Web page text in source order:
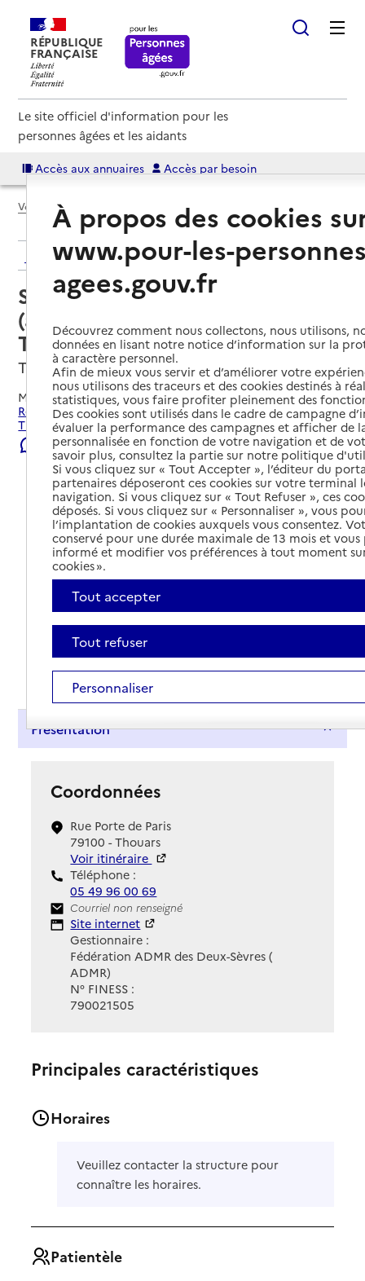
RÉPUBLIQUE
FRANÇAISE
Le site officiel d'information pour les
personnes âgées et les aidants
Accès aux annuaires Accès par besoin
Voir le fil d’Ariane
Retour aux résultats de l'annuaire
Service autonomie à domicile
(aide) – ADMR Val du Thouet
Thouaret
Thouars, DEUX-SEVRES
Mis à jour le31/07/2026
Rechercher les établissements et services autour de
Thouars.
Signaler une erreur
Tout déplier
Présentation
Coordonnées
Rue Porte de Paris
79100 - Thouars
Voir itinéraire
Téléphone :
05 49 96 00 69
Contact
Courriel non renseigné
Site Internet
Site internet
Gestionnaire :
Fédération ADMR des Deux-Sèvres (
ADMR)
N° FINESS :
790021505
Principales caractéristiques
Horaires
Veuillez contacter la structure pour
connaître les horaires.
Patientèle
À propos des cookies
www.pour-les-
agees.gouv.fr
Découvrez comment nous collectons, nous utilisons,
données en lisant notre notice d’information sur la
à caractère personnel.
Afin de mieux vous servir et d’améliorer votre
nous utilisons des traceurs et des cookies destinés à
statistiques, vous faire profiter pleinement des
Des cookies sont utilisés dans le cadre de campagne
évaluer la performance des campagnes et afficher de
personnalisée en fonction de votre navigation et de
savoir plus, consultez la partie sur notre politique
Si vous cliquez sur « Tout Accepter », l’éditeur du
partenaires déposeront ces cookies sur votre terminal
navigation. Si vous cliquez sur « Tout Refuser », ces
déposés. Si vous cliquez sur « Personnaliser », vous
l’implantation de cookies auxquels vous consentez.
conservé pour une durée maximale de 13 mois et
informé et modifier vos préférences à tout moment
cookies ».
Tout accepter
Tout refuser
Personnaliser